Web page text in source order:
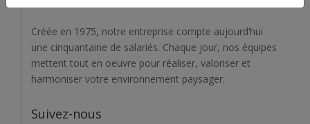
Créée en 1975, notre entreprise compte aujourd’hui
une cinquantaine de salariés. Chaque jour, nos équipes
mettent tout en oeuvre pour réaliser, valoriser et
harmoniser votre environnement paysager.
Suivez-nous